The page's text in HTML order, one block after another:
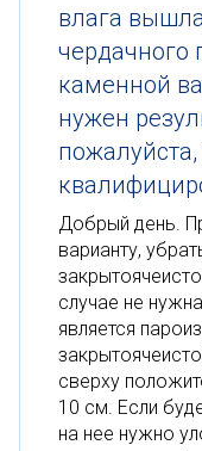
влага
чердачного
каменной
нужен
Добрый день.
варианту,
случае не
является
сверху
10 см. Если
на нее нужно